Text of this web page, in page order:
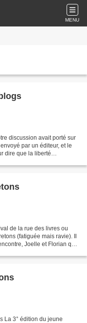
MENU
discussion avait porté sur
par un éditeur, et le
dire que la liberté
de la rue des livres ou
(fatiguée mais ravie). Il
Joelle et Florian que
La 3° édition du jeune